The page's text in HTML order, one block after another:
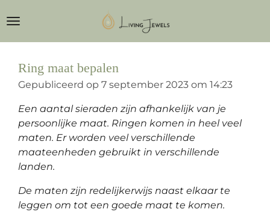
direct
naar
hoofdinhoud
Ring maat bepalen
Gepubliceerd op 7 september 2023 om 14:23
Een aantal sieraden zijn afhankelijk van je
persoonlijke maat. Ringen komen in heel veel
maten. Er worden veel verschillende
maateenheden gebruikt in verschillende
landen.
De maten zijn redelijkerwijs naast elkaar te
leggen om tot een goede maat te komen.